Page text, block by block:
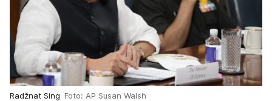
Radžnat Sing Foto: AP Susan Walsh